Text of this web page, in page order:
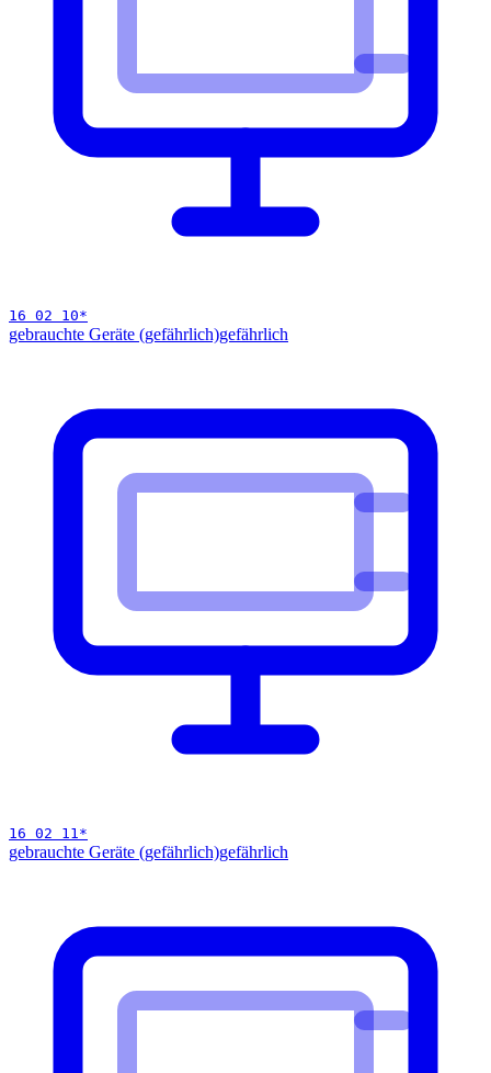
16 02 10*
gebrauchte Geräte (gefährlich)gefährlich
16 02 11*
gebrauchte Geräte (gefährlich)gefährlich